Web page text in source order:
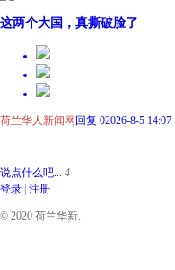
这两个大国，真撕破脸了
荷兰华人新闻网回复 02026-8-5 14:07
说点什么吧...
4
登录 | 注册
© 2020 荷兰华新.